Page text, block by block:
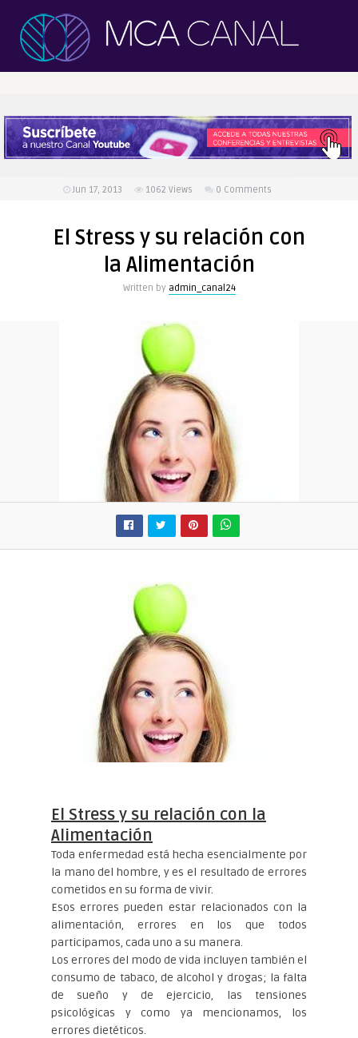
Jun 17, 2013 1062 Views 0 Comments
El Stress y su relación con
la Alimentación
Written by admin_canal24
El Stress y su relación con la
Alimentación
Toda enfermedad está hecha esencialmente por
la mano del hombre, y es el resultado de errores
cometidos en su forma de vivir.
Esos errores pueden estar relacionados con la
alimentación, errores en los que todos
participamos, cada uno a su manera.
Los errores del modo de vida incluyen también el
consumo de tabaco, de alcohol y drogas; la falta
de sueño y de ejercicio, las tensiones
psicológicas y como ya mencionamos, los
errores dietéticos.